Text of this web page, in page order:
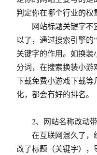
判定你在哪个行业的权
网站标题关键字不
以了，通过搜索引擎的
关键字的作用。如换装
分词，在搜索换装小
下载免费小游戏下载
化，都会有好的排名。
2、网站名称改动带
在互联网混久了，
改了标题（关键字），